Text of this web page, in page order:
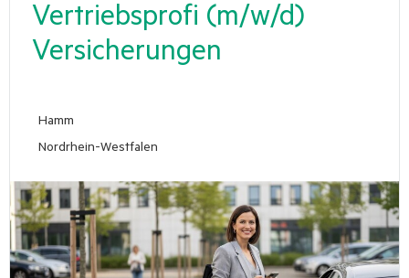
Vertriebsprofi (m/w/d)
Versicherungen
Hamm
Nordrhein-Westfalen